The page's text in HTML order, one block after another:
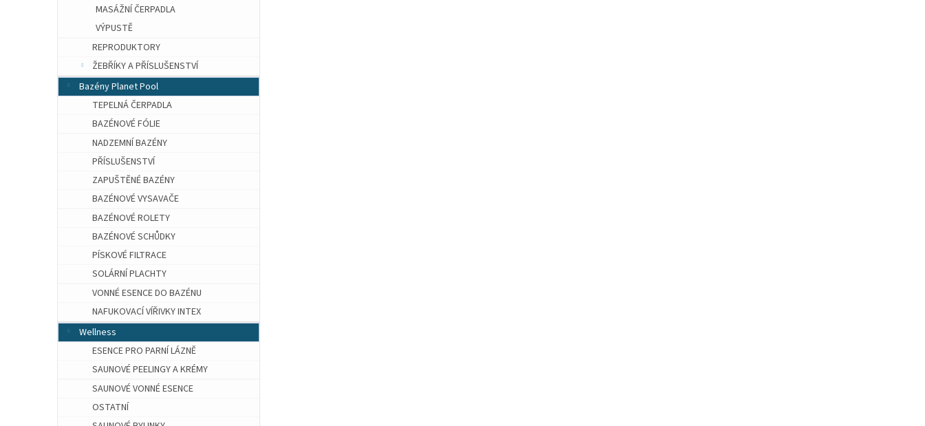
MASÁŽNÍ ČERPADLA
VÝPUSTĚ
REPRODUKTORY
ŽEBŘÍKY A PŘÍSLUŠENSTVÍ
Bazény Planet Pool
TEPELNÁ ČERPADLA
BAZÉNOVÉ FÓLIE
NADZEMNÍ BAZÉNY
PŘÍSLUŠENSTVÍ
ZAPUŠTĚNÉ BAZÉNY
BAZÉNOVÉ VYSAVAČE
BAZÉNOVÉ ROLETY
BAZÉNOVÉ SCHŮDKY
PÍSKOVÉ FILTRACE
SOLÁRNÍ PLACHTY
VONNÉ ESENCE DO BAZÉNU
NAFUKOVACÍ VÍŘIVKY INTEX
Wellness
ESENCE PRO PARNÍ LÁZNĚ
SAUNOVÉ PEELINGY A KRÉMY
SAUNOVÉ VONNÉ ESENCE
OSTATNÍ